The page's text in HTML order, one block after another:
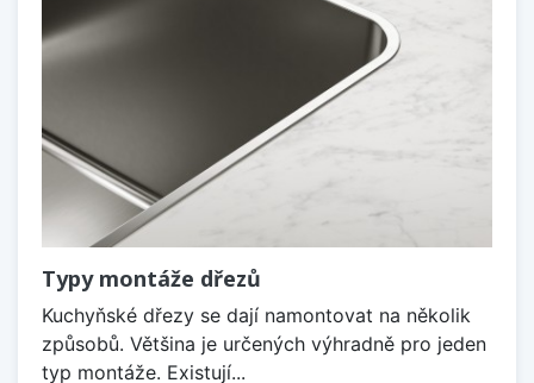
Typy montáže dřezů
Kuchyňské dřezy se dají namontovat na několik
způsobů. Většina je určených výhradně pro jeden
typ montáže. Existují...